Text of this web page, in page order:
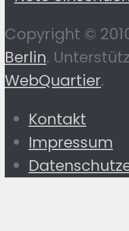
Copyright ©
Berlin.
WebQuartier.
Kontakt
Impressum